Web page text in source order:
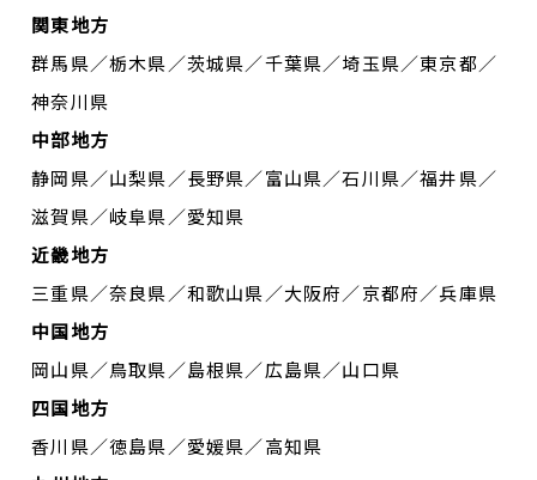
関東地方
群馬県／栃木県／茨城県／千葉県／埼玉県／東京都／
神奈川県
中部地方
静岡県／山梨県／長野県／富山県／石川県／福井県／
滋賀県／岐阜県／愛知県
近畿地方
三重県／奈良県／和歌山県／大阪府／京都府／兵庫県
中国地方
岡山県／鳥取県／島根県／広島県／山口県
四国地方
香川県／徳島県／愛媛県／高知県